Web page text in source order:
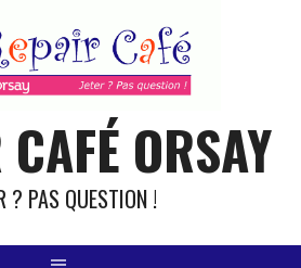
ORSAY
? PAS QUESTION !